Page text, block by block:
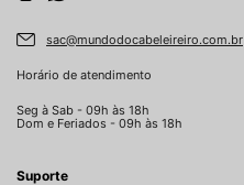
sac@mundodocabeleireiro.com.br
Horário de atendimento
Seg à Sab - 09h às 18h
Dom e Feriados - 09h às 18h
Suporte